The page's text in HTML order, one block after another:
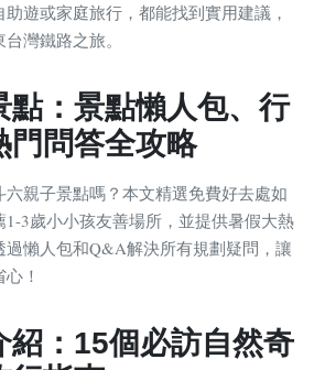
遊或家庭旅行，都能找到實用建議，
灣鐵路之旅。
點：景點懶人包、行
門問答全攻略
親子景點嗎？本文精選免費好去處如
1-3歲小小孩友善場所，並提供暑假大熱
過懶人包和Q&A解決所有規劃疑問，讓
！
紹：15個必訪自然奇